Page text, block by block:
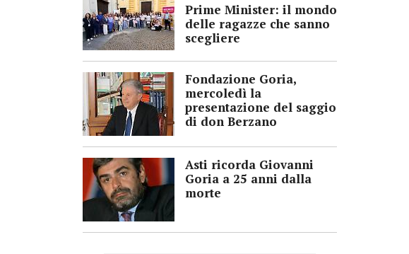
Prime Minister: il mondo
delle ragazze che sanno
scegliere
Fondazione Goria,
mercoledì la
presentazione del saggio
di don Berzano
Asti ricorda Giovanni
Goria a 25 anni dalla
morte